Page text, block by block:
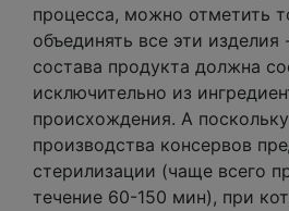
процесса, можно отметить
объединять все эти изделия
состава продукта должна
исключительно из
происхождения. А
производства консервов
стерилизации (чаще всего
течение 60-150 мин), при